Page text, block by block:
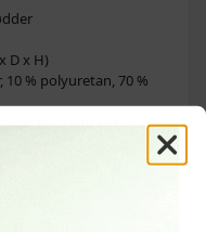
D x H)
10 % polyuretan, 70 %
Polyurethan: 10%, PVC: